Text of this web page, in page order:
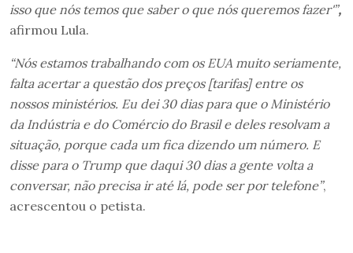
isso que nós temos que saber o que nós queremos fazer'”,
afirmou Lula.
“Nós estamos trabalhando com os EUA muito seriamente,
falta acertar a questão dos preços [tarifas] entre os
nossos ministérios. Eu dei 30 dias para que o Ministério
da Indústria e do Comércio do Brasil e deles resolvam a
situação, porque cada um fica dizendo um número. E
disse para o Trump que daqui 30 dias a gente volta a
conversar, não precisa ir até lá, pode ser por telefone”,
acrescentou o petista.